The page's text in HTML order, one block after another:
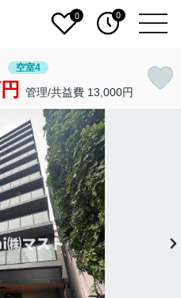
0 0
空室4
管理/共益費 13,000円